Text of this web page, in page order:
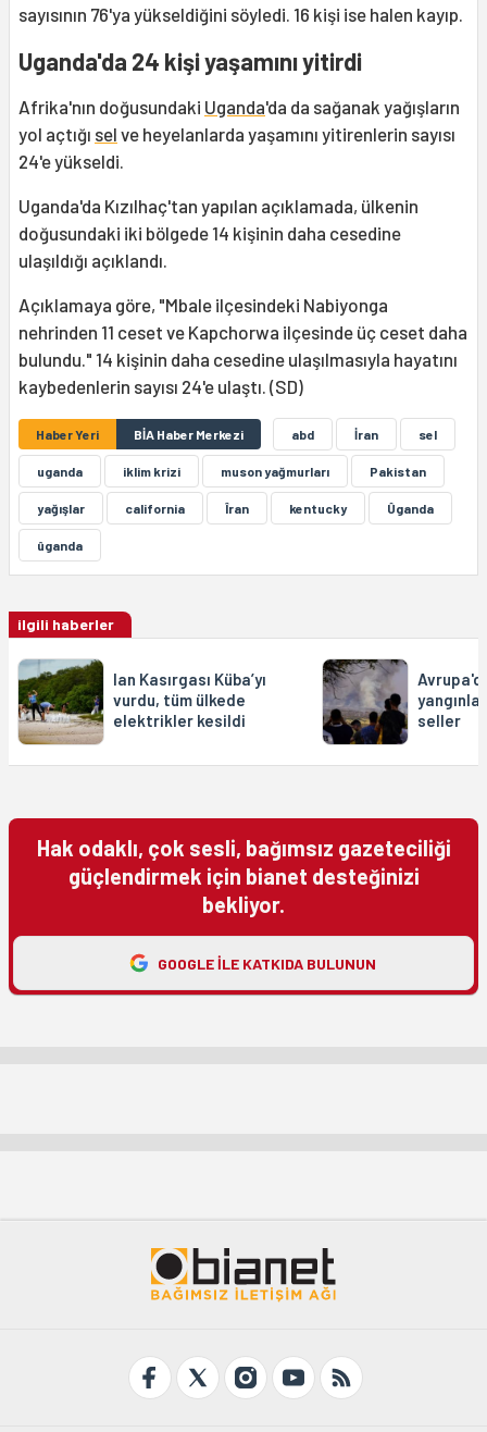
sayısının 76'ya yükseldiğini söyledi. 16 kişi ise halen kayıp.
Uganda'da 24 kişi yaşamını yitirdi
Afrika'nın doğusundaki Uganda'da da sağanak yağışların
yol açtığı sel ve heyelanlarda yaşamını yitirenlerin sayısı
24'e yükseldi.
Uganda'da Kızılhaç'tan yapılan açıklamada, ülkenin
doğusundaki iki bölgede 14 kişinin daha cesedine
ulaşıldığı açıklandı.
Açıklamaya göre, "Mbale ilçesindeki Nabiyonga
nehrinden 11 ceset ve Kapchorwa ilçesinde üç ceset daha
bulundu." 14 kişinin daha cesedine ulaşılmasıyla hayatını
kaybedenlerin sayısı 24'e ulaştı. (SD)
Haber Yeri BİA Haber Merkezi abd İran sel
uganda iklim krizi muson yağmurları Pakistan
yağışlar california Îran kentucky Ûganda
ûganda
ilgili haberler
Ian Kasırgası Küba’yı
vurdu, tüm ülkede
elektrikler kesildi
seller
Hak odaklı, çok sesli, bağımsız gazeteciliği
güçlendirmek için bianet desteğinizi
bekliyor.
GOOGLE ILE KATKIDA BULUNUN